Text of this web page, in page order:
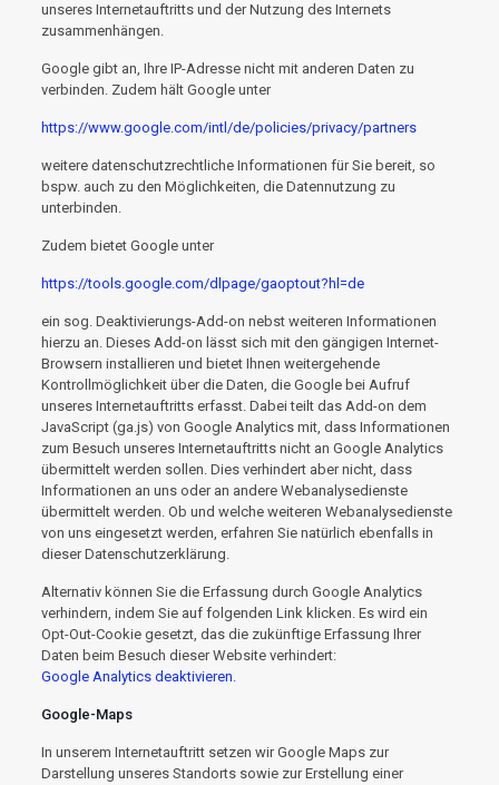
unseres Internetauftritts und der Nutzung des Internets
zusammenhängen.
Google gibt an, Ihre IP-Adresse nicht mit anderen Daten zu
verbinden. Zudem hält Google unter
https://www.google.com/intl/de/policies/privacy/partners
weitere datenschutzrechtliche Informationen für Sie bereit, so
bspw. auch zu den Möglichkeiten, die Datennutzung zu
unterbinden.
Zudem bietet Google unter
https://tools.google.com/dlpage/gaoptout?hl=de
ein sog. Deaktivierungs-Add-on nebst weiteren Informationen
hierzu an. Dieses Add-on lässt sich mit den gängigen Internet-
Browsern installieren und bietet Ihnen weitergehende
Kontrollmöglichkeit über die Daten, die Google bei Aufruf
unseres Internetauftritts erfasst. Dabei teilt das Add-on dem
JavaScript (ga.js) von Google Analytics mit, dass Informationen
zum Besuch unseres Internetauftritts nicht an Google Analytics
übermittelt werden sollen. Dies verhindert aber nicht, dass
Informationen an uns oder an andere Webanalysedienste
übermittelt werden. Ob und welche weiteren Webanalysedienste
von uns eingesetzt werden, erfahren Sie natürlich ebenfalls in
dieser Datenschutzerklärung.
Alternativ können Sie die Erfassung durch Google Analytics
verhindern, indem Sie auf folgenden Link klicken. Es wird ein
Opt-Out-Cookie gesetzt, das die zukünftige Erfassung Ihrer
Daten beim Besuch dieser Website verhindert:
Google Analytics deaktivieren.
Google-Maps
In unserem Internetauftritt setzen wir Google Maps zur
Darstellung unseres Standorts sowie zur Erstellung einer